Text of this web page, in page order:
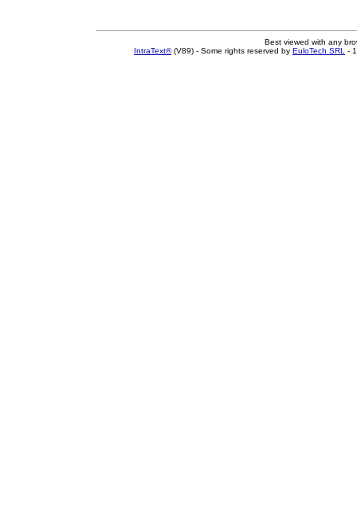
Best viewed with any
IntraText®(V89) - Some rights reserved by EuloTech SRL -